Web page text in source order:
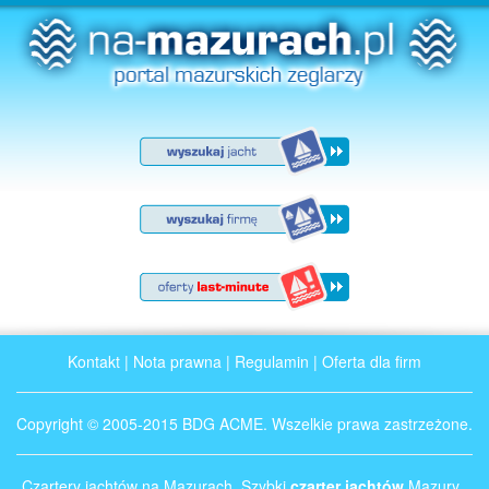
Kontakt | Nota prawna | Regulamin | Oferta dla firm
Copyright © 2005-2015 BDG ACME. Wszelkie prawa zastrzeżone.